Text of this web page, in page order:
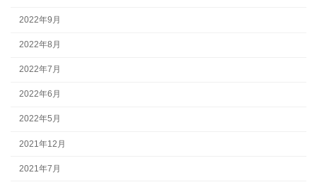
2022年9月
2022年8月
2022年7月
2022年6月
2022年5月
2021年12月
2021年7月